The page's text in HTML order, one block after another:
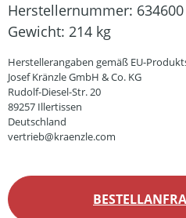
Herstellernummer: 634600
Gewicht: 214 kg
Herstellerangaben gemäß EU-
Josef Kränzle GmbH & Co. KG
Rudolf-Diesel-Str. 20
89257 Illertissen
Deutschland
vertrieb@kraenzle.com